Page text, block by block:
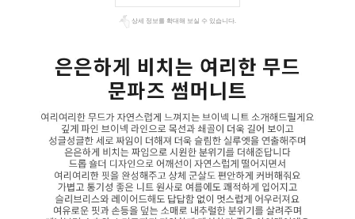
상세 정보를 확대해 보실 수 있습니다.